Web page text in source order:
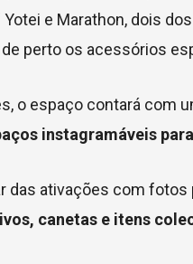
e Marathon, dois
perto os acessórios
o espaço contará com
instagramáveis
das ativações com
canetas e itens